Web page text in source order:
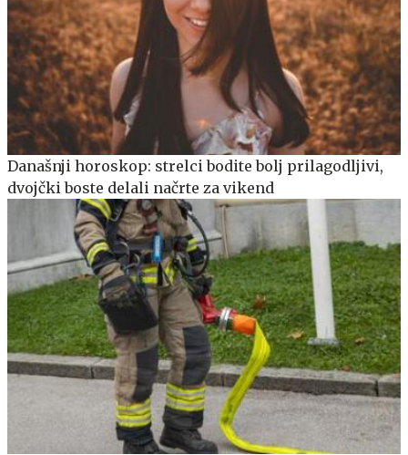
Današnji horoskop: strelci bodite bolj prilagodljivi,
dvojčki boste delali načrte za vikend